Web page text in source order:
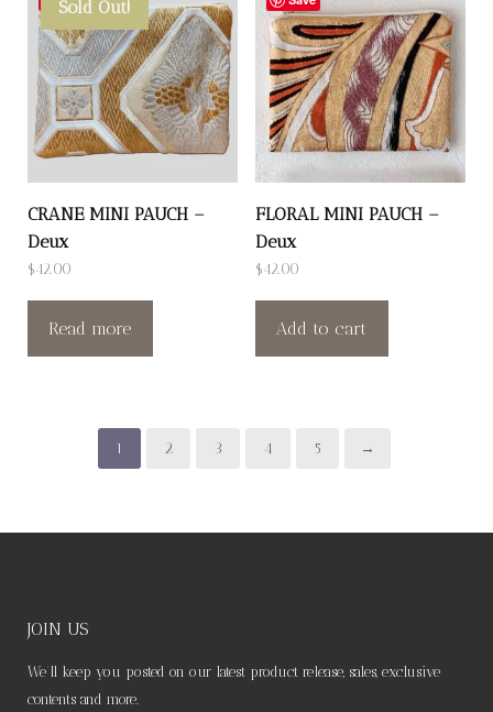
Sold Out!
CRANE MINI PAUCH –
Deux
$42.00
Read more
FLORAL MINI PAUCH –
Deux
$42.00
Add to cart
1 2 3 4 5 →
JOIN US
We’ll keep you posted on our latest product release, sales, exclusive
contents and more.